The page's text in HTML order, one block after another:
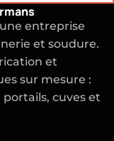
entreprise
et soudure.
et
sur mesure :
cuves et